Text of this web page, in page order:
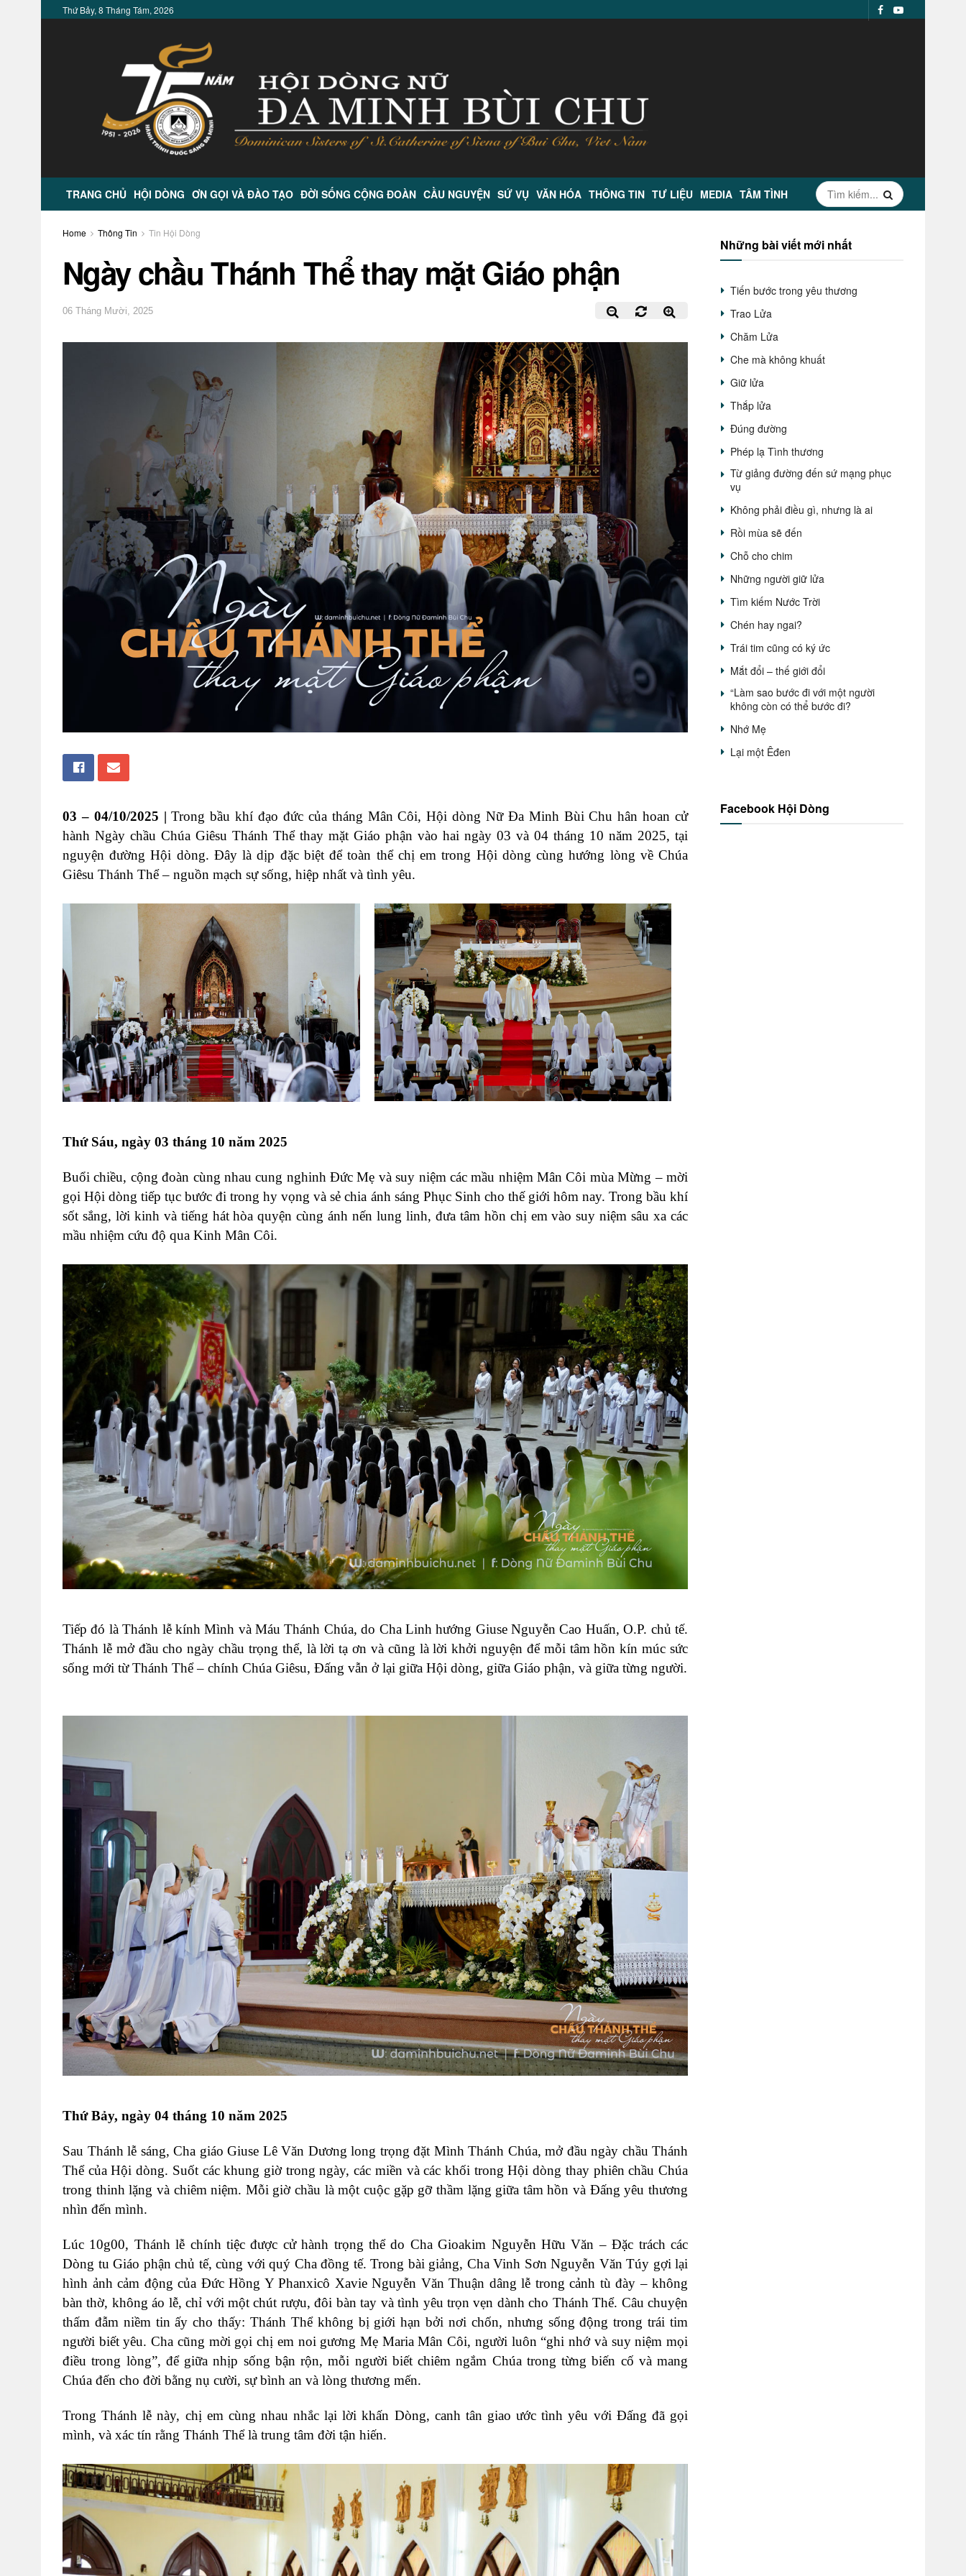
Thứ Bảy, 8 Tháng Tám, 2026
TRANG CHỦ HỘI DÒNG ƠN GỌI VÀ ĐÀO TẠO ĐỜI SỐNG CỘNG ĐOÀN CẦU NGUYỆN SỨ VỤ VĂN HÓA THÔNG TIN TƯ LIỆU MEDIA TÂM TÌNH
Home Thông Tin Tin Hội Dòng
Ngày chầu Thánh Thể thay mặt Giáo phận
06 Tháng Mười, 2025
03 – 04/10/2025 |Trong bầu khí đạo đức của tháng Mân Côi, Hội dòng Nữ Đa Minh Bùi Chu hân hoan cử
hành Ngày chầu Chúa Giêsu Thánh Thể thay mặt Giáo phận vào hai ngày 03 và 04 tháng 10 năm 2025, tại
nguyện đường Hội dòng. Đây là dịp đặc biệt để toàn thể chị em trong Hội dòng cùng hướng lòng về Chúa
Giêsu Thánh Thể – nguồn mạch sự sống, hiệp nhất và tình yêu.
Thứ Sáu, ngày 03 tháng 10 năm 2025
Buổi chiều, cộng đoàn cùng nhau cung nghinh Đức Mẹ và suy niệm các mầu nhiệm Mân Côi mùa Mừng – mời
gọi Hội dòng tiếp tục bước đi trong hy vọng và sẻ chia ánh sáng Phục Sinh cho thế giới hôm nay. Trong bầu khí
sốt sắng, lời kinh và tiếng hát hòa quyện cùng ánh nến lung linh, đưa tâm hồn chị em vào suy niệm sâu xa các
mầu nhiệm cứu độ qua Kinh Mân Côi.
Tiếp đó là Thánh lễ kính Mình và Máu Thánh Chúa, do Cha Linh hướng Giuse Nguyễn Cao Huấn, O.P. chủ tế.
Thánh lễ mở đầu cho ngày chầu trọng thể, là lời tạ ơn và cũng là lời khởi nguyện để mỗi tâm hồn kín múc sức
sống mới từ Thánh Thể – chính Chúa Giêsu, Đấng vẫn ở lại giữa Hội dòng, giữa Giáo phận, và giữa từng người.
Thứ Bảy, ngày 04 tháng 10 năm 2025
Sau Thánh lễ sáng, Cha giáo Giuse Lê Văn Dương long trọng đặt Mình Thánh Chúa, mở đầu ngày chầu Thánh
Thể của Hội dòng. Suốt các khung giờ trong ngày, các miền và các khối trong Hội dòng thay phiên chầu Chúa
trong thinh lặng và chiêm niệm. Mỗi giờ chầu là một cuộc gặp gỡ thầm lặng giữa tâm hồn và Đấng yêu thương
nhìn đến mình.
Lúc 10g00, Thánh lễ chính tiệc được cử hành trọng thể do Cha Gioakim Nguyễn Hữu Văn – Đặc trách các
Dòng tu Giáo phận chủ tế, cùng với quý Cha đồng tế. Trong bài giảng, Cha Vinh Sơn Nguyễn Văn Túy gợi lại
hình ảnh cảm động của Đức Hồng Y Phanxicô Xavie Nguyễn Văn Thuận dâng lễ trong cảnh tù đày – không
bàn thờ, không áo lễ, chỉ với một chút rượu, đôi bàn tay và tình yêu trọn vẹn dành cho Thánh Thể. Câu chuyện
thấm đẫm niềm tin ấy cho thấy: Thánh Thể không bị giới hạn bởi nơi chốn, nhưng sống động trong trái tim
người biết yêu.Cha cũng mời gọi chị em noi gương Mẹ Maria Mân Côi, người luôn “ghi nhớ và suy niệm mọi
điều trong lòng”, để giữa nhịp sống bận rộn, mỗi người biết chiêm ngắm Chúa trong từng biến cố và mang
Chúa đến cho đời bằng nụ cười, sự bình an và lòng thương mến.
Trong Thánh lễ này, chị em cùng nhau nhắc lại lời khấn Dòng, canh tân giao ước tình yêu với Đấng đã gọi
mình, và xác tín rằng Thánh Thể là trung tâm đời tận hiến.
Những bài viết mới nhất
Tiến bước trong yêu thương
Trao Lửa
Chăm Lửa
Che mà không khuất
Giữ lửa
Thắp lửa
Đúng đường
Phép lạ Tình thương
Từ giảng đường đến sứ mạng phục
vụ
Không phải điều gì, nhưng là ai
Rồi mùa sẽ đến
Chỗ cho chim
Những người giữ lửa
Tìm kiếm Nước Trời
Chén hay ngai?
Trái tim cũng có ký ức
Mắt đổi – thế giới đổi
“Làm sao bước đi với một người
không còn có thể bước đi?
Nhớ Mẹ
Lại một Êđen
Facebook Hội Dòng